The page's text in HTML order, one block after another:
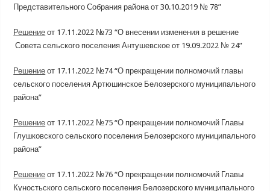
Представительного Собрания района от 30.10.2019 № 78”
Решение от 17.11.2022 №73 “О внесении изменения в решение
Совета сельского поселения Антушевское от 19.09.2022 № 24”
Решение от 17.11.2022 №74 “О прекращении полномочий главы
сельского поселения Артюшинское Белозерского муниципального
района”
Решение от 17.11.2022 №75 “О прекращении полномочий Главы
Глушковского сельского поселения Белозерского муниципального
района”
Решение от 17.11.2022 №76 “О прекращении полномочий Главы
Куностьского сельского поселения Белозерского муниципального